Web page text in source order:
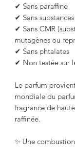
✔ Sans paraffine
✔ Sans
✔ Sans CMR
mutagènes ou
✔ Sans phtalates
✔ Non testée sur
Le parfum
mondiale du
fragrance de
raffinée.
✨ Une